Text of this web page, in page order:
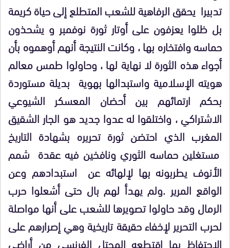
تدبيرا يحقق الرفاهية للشعب المتطلع إلى حياة كريمة
بل ظلوا يعزفون على أوتار ثورة نوفمبر و يشحذون
حماسه وافتخاره بها ، وكانت النتيجة أنهم أوهموه بأن
أجواء هذه الثورة لا نهاية لها ، وحاولوا طمس معالم
هويته الإسلامية واستبدالها بهوية بديلة مستوردة
بحكم ارتمائهم بين أحضان المعسكر الشيوعي
الاشتراكي ، واختلقوا له عدوا جديد هو الجار الشقيق
المغرب الذي احتضن ثورة تحريره بشهادة التاريخ
مستغلين حماسه الثوري ونافخين فيه عقدة شمم
الأنوف يطربونه بها لإلهائه عن استبدادهم وعن
الواقع المرير .ولم يهدأ لهم بال حتى أشعلوا حرب
الرمال وقد حاولوا تصويرها للشعب على أنها مواصلة
لحرب التحرير لإخفاء حقيقة تاريخية وهي إصرارهم على
الاحتفاظ بما اقتطعه المحتل الفرنسي من أراضي